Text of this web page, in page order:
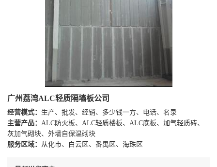
广州荔湾ALC轻质隔墙板公司
经营模式： 生产、批发、经销、多少钱一方、电话、名录
主营产品： ALC防火板、ALC轻质楼板、ALC底板、加气轻质砖、
灰加气砌块、外墙自保温砌块
服务区域：
从化市、白云区、番禺区、海珠区